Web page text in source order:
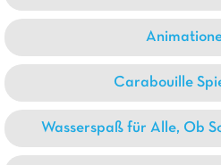
Carabouille
Wasserspaß für Alle, Ob